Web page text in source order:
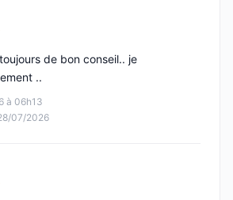
à 06h13
07/2026
de bon conseil.. je
..